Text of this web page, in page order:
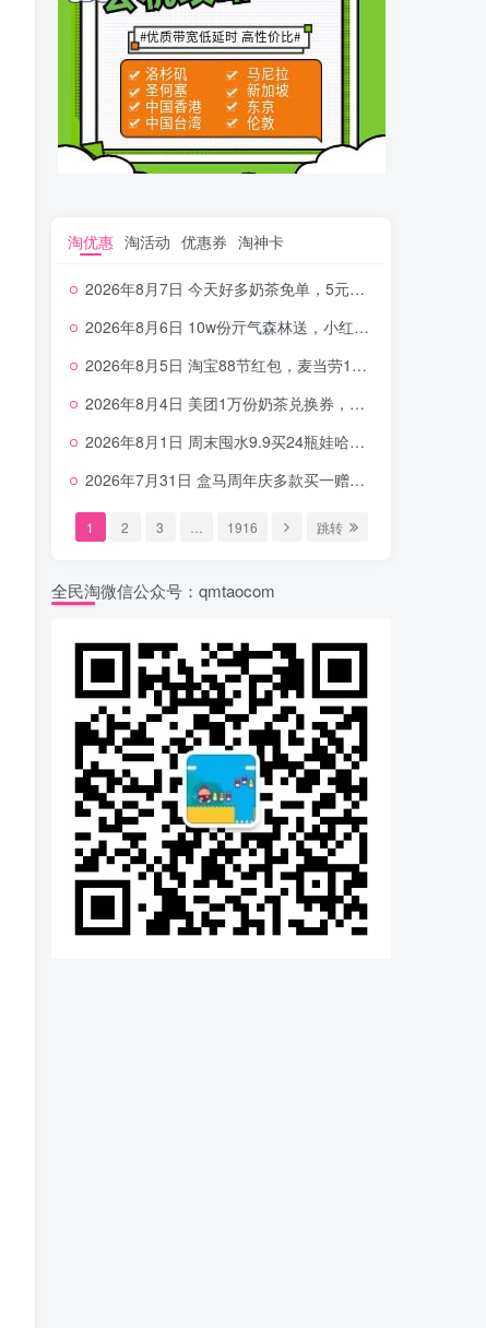
淘优惠 淘活动 优惠券 淘神卡
2026年8月7日 今天好多奶茶免单，5元农行省钱卡，京东抢0.01沪上，邮储5.88元等
2026年8月6日 10w份亓气森林送，小红书12元无门槛，中行电费30-10，0元柠檬水+0撸汉堡等
2026年8月5日 淘宝88节红包，麦当劳150万份柠檬水，三万份瑞幸免单，霸王9万份0.01券等
2026年8月4日 美团1万份奶茶兑换券，农行5E卡，中行支付超给利，美团领18个冰激凌，小米每天领2-6元等等
2026年8月1日 周末囤水9.9买24瓶娃哈哈，建行100元京东券，移动5元话费，麦当劳甜筒，交行立减金等
2026年7月31日 盒马周年庆多款买一赠一，饿了么拆红包，建行30立减金，农行领10元刷卡金等
1 2 3 1916 跳转
全民淘微信公众号：qmtaocom